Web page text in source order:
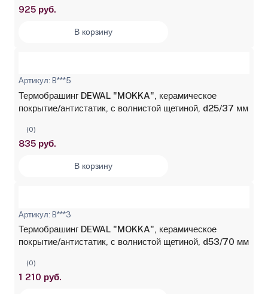
925 руб.
В корзину
Артикул: B***5
Термобрашинг DEWAL "MOKKA", керамическое
покрытие/антистатик, с волнистой щетиной, d25/37 мм
(0)
835 руб.
В корзину
Артикул: B***3
Термобрашинг DEWAL "MOKKA", керамическое
покрытие/антистатик, с волнистой щетиной, d53/70 мм
(0)
1 210 руб.